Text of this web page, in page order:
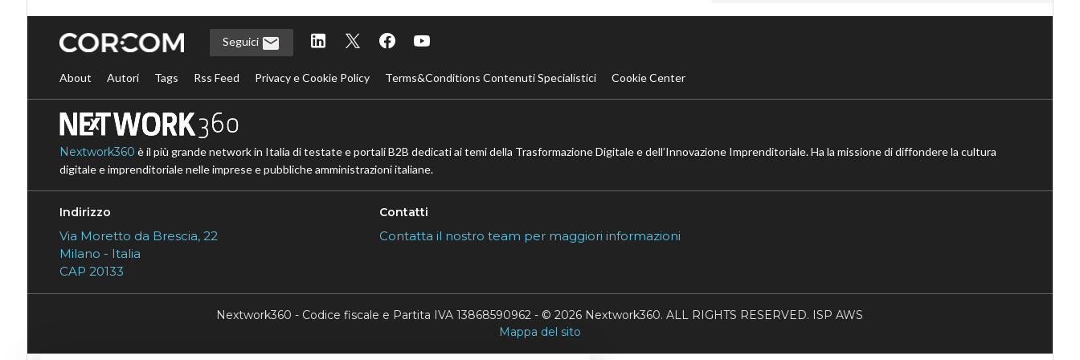
Seguici
About Autori Tags Rss Feed Privacy e Cookie Policy Terms&Conditions Contenuti Specialistici Cookie Center
Nextwork360 è il più grande network in Italia di testate e portali B2B dedicati ai temi della Trasformazione Digitale e dell’Innovazione Imprenditoriale. Ha la missione di diffondere la cultura
digitale e imprenditoriale nelle imprese e pubbliche amministrazioni italiane.
Indirizzo
Via Moretto da Brescia, 22
Milano - Italia
CAP 20133
Contatti
Contatta il nostro team per maggiori informazioni
Nextwork360 - Codice fiscale e Partita IVA 13868590962 - © 2026 Nextwork360. ALL RIGHTS RESERVED. ISP AWS
Mappa del sito